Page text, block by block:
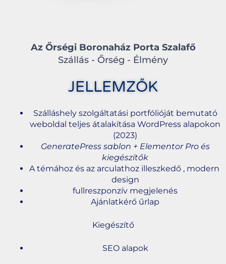
Az Őrségi Boronaház Porta Szalafő
Szállás - Őrség - Élmény
JELLEMZŐK
Szálláshely szolgáltatási portfólióját bemutató
weboldal teljes átalakítása WordPress alapokon
(2023)
GeneratePress sablon + Elementor Pro és
kiegészítők
A témához és az arculathoz illeszkedő , modern
design
fullreszponzív megjelenés
Ajánlatkérő űrlap
Kiegészítő
SEO alapok